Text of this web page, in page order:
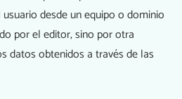
desde un equipo o dominio
por el editor, sino por otra
datos obtenidos a través de las